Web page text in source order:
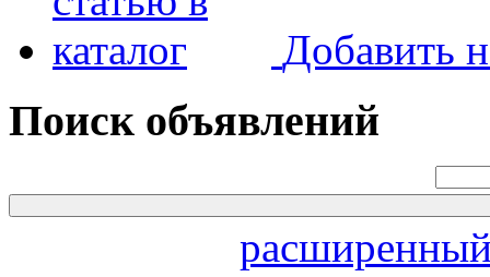
Добавить
Поиск объявлений